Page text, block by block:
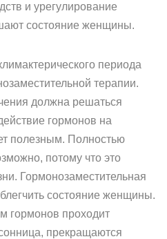
и урегулирование
состояние женщины.
периода
терапии.
должна решаться
гормонов на
полезным. Полностью
потому что это
Гормонозаместительная
состояние женщины.
гормонов проходит
прекращаются